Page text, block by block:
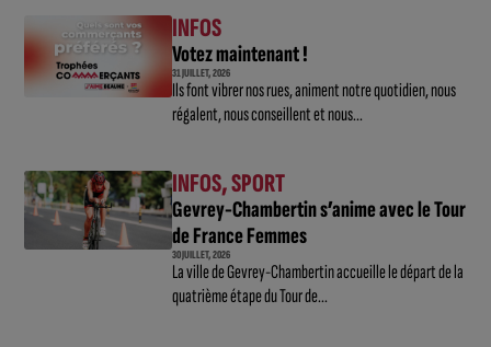
INFOS
Votez maintenant !
31 JUILLET, 2026
Ils font vibrer nos rues, animent notre quotidien, nous
régalent, nous conseillent et nous...
INFOS,SPORT
Gevrey-Chambertin s’anime avec le Tour
de France Femmes
30 JUILLET, 2026
La ville de Gevrey-Chambertin accueille le départ de la
quatrième étape du Tour de...